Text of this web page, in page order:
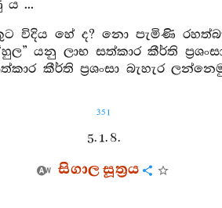
ය ...
විදිය හේ ද? නො පැමිණි
යනු ලාභ සත්කාර කීර්ති
කීර්ති ප්‍රශංසා බැහැර
351
5. 1. 8.
සිගාල සූත්‍රය